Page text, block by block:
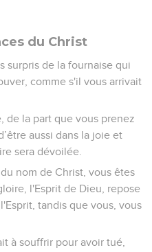
du Christ
surpris de la fournaise qui
comme s'il vous arrivait
de la part que vous prenez
aussi dans la joie et
sera dévoilée.
nom de Christ, vous êtes
l'Esprit de Dieu, repose
tandis que vous, vous
à souffrir pour avoir tué,